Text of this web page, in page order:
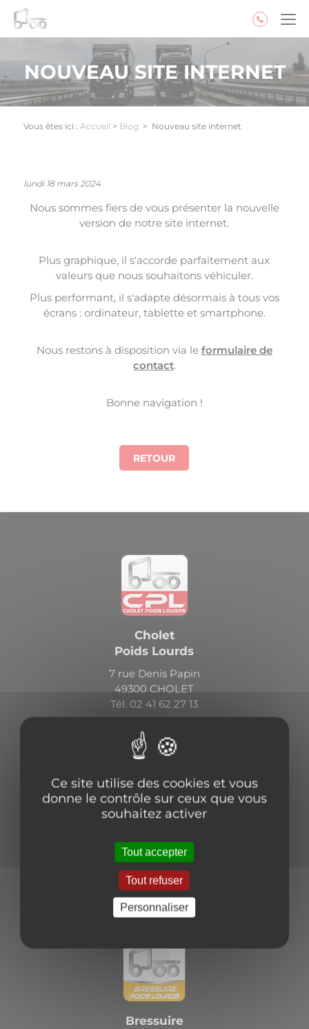
NOUVEAU SITE INTERNET
Vous êtes ici : Accueil > Blog > Nouveau site internet
lundi 18 mars 2024
Nous sommes fiers de vous présenter la nouvelle
version de notre site internet.
Plus graphique, il s'accorde parfaitement aux
valeurs que nous souhaitons véhiculer.
Plus performant, il s'adapte désormais à tous vos
écrans : ordinateur, tablette et smartphone.
Nous restons à disposition via le formulaire de
contact.
Bonne navigation !
RETOUR
Cholet
Poids Lourds
7 rue Denis Papin
49300 CHOLET
Tél. 02 41 62 27 13
Poids Lourds
65 Avenue de l'Arborescente
85500 LES HERBIERS
Tél. 02 44 38 01 26
Bressuire
Panneau de gestion des cookies
Ce site utilise des cookies et vous
donne le contrôle sur ceux que vous
souhaitez activer
Tout accepter
Tout refuser
Personnaliser